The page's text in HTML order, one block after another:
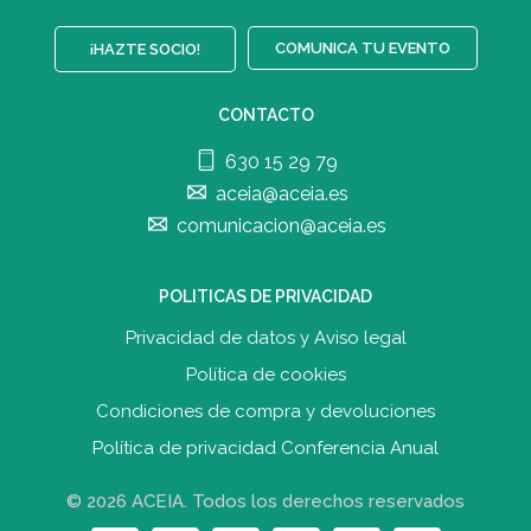
¡HAZTE SOCIO! COMUNICA TU EVENTO
CONTACTO
630 15 29 79
aceia@aceia.es
comunicacion@aceia.es
POLITICAS DE PRIVACIDAD
Privacidad de datos y Aviso legal
Política de cookies
Condiciones de compra y devoluciones
Política de privacidad Conferencia Anual
© 2026 ACEIA. Todos los derechos reservados